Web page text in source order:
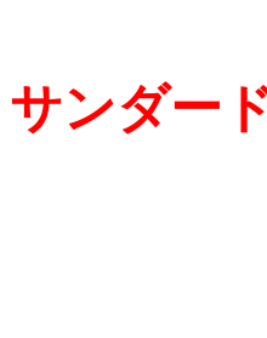
サンダー